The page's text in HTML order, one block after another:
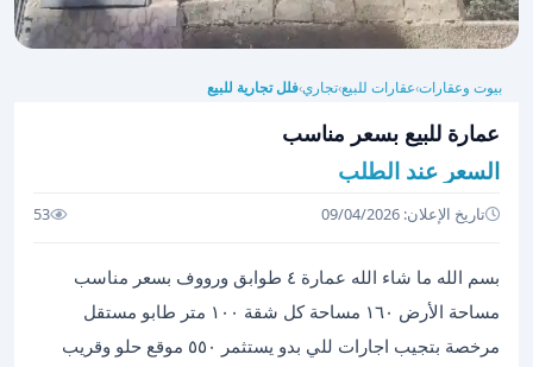
بيوت وعقارات›عقارات للبيع›تجاري›فلل تجارية للبيع
عمارة للبيع بسعر مناسب
السعر عند الطلب
تاريخ الإعلان: 09/04/2026 53
بسم الله ما شاء الله عمارة ٤ طوابق ورووف بسعر مناسب
مساحة الأرض ١٦٠ مساحة كل شقة ١٠٠ متر طابو مستقل
مرخصة بتجيب اجارات للي بدو يستثمر ٥٥٠ موقع حلو وقريب